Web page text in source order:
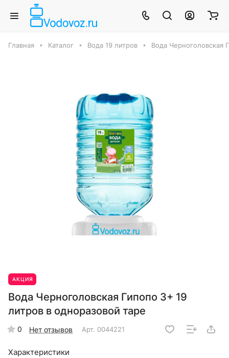
Главная Каталог Вода 19 литров Вода Черноголовская
АКЦИЯ
Вода Черноголовская Гипопо 3+ 19
литров в одноразовой таре
0 Нет отзывов Арт. 0044221
Характеристики